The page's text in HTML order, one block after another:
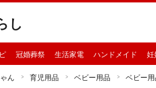
し
冠婚葬祭 生活家電 ハンドメイド 妊
ん 育児用品 ベビー用品 ベビー